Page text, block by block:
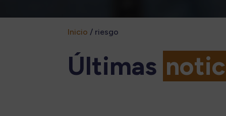
Inicio / riesgo
Últimas